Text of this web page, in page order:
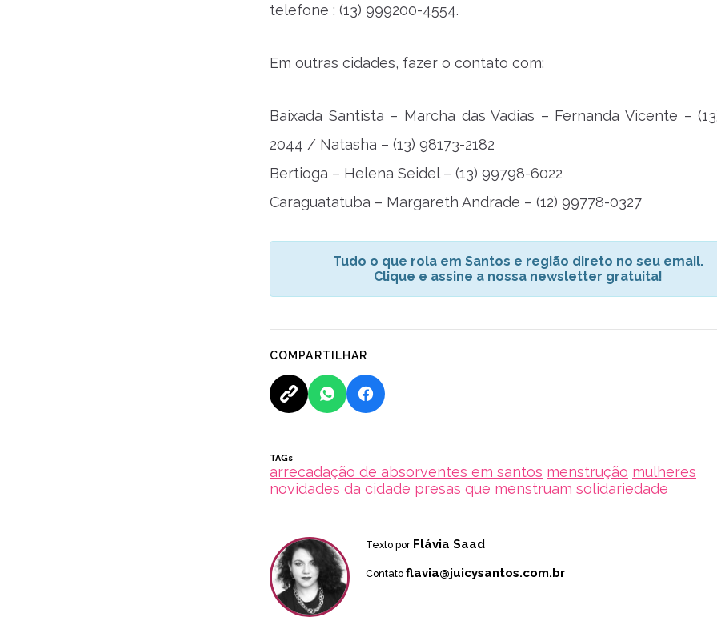
telefone : (13) 999200-4554.
Em outras cidades, fazer o contato com:
Baixada Santista – Marcha das Vadias – Fernanda Vicente –
2044 / Natasha – (13) 98173-2182
Bertioga – Helena Seidel – (13) 99798-6022
Caraguatatuba – Margareth Andrade – (12) 99778-0327
Tudo o que rola em Santos e região direto no seu email.
Clique e assine a nossa newsletter gratuita!
COMPARTILHAR
TAGs
arrecadação de absorventes em santos menstrução mulheres
novidades da cidade presas que menstruam solidariedade
Texto por Flávia Saad
Contato flavia@juicysantos.com.br